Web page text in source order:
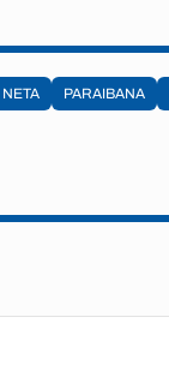
NETA PARAIBANA